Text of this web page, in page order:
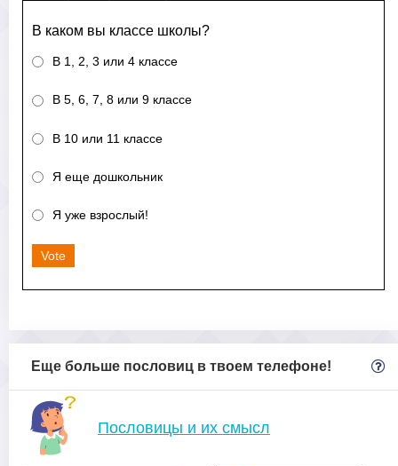
В каком вы классе школы?
В 1, 2, 3 или 4 классе
В 5, 6, 7, 8 или 9 классе
В 10 или 11 классе
Я еще дошкольник
Я уже взрослый!
Vote
Еще больше пословиц в твоем телефоне!
Пословицы и их смысл